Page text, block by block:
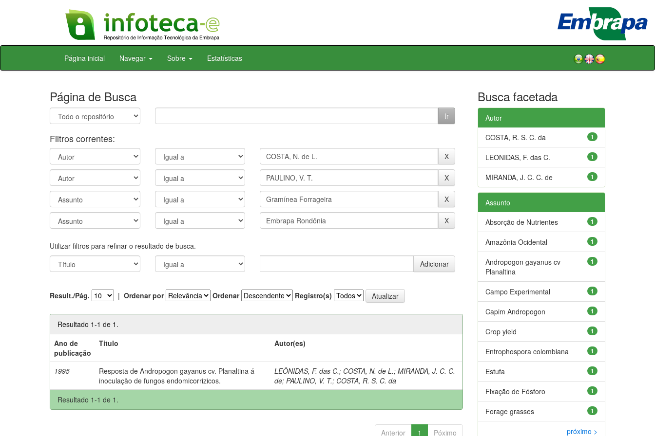
Skip
Página inicial Navegar Sobre Estatísticas
Página de Busca
Filtros correntes:
Utilizar filtros para refinar o resultado de busca.
Result./Pág. | Ordenar por Ordenar Registro(s)
Resultado 1-1 de 1.
Ano de
publicação
Título Autor(es)
1995
Resposta de Andropogon gayanus cv. Planaltina á
inoculação de fungos endomicorrizicos.
LEÔNIDAS, F. das C.; COSTA, N. de L.;MIRANDA, J. C. C.
de;PAULINO, V. T.; COSTA, R. S. C. da
Resultado 1-1 de 1.
Anterior 1 Póximo
Busca facetada
Autor
1
COSTA, R. S. C. da
1
LEÔNIDAS, F. das C.
1
MIRANDA, J. C. C. de
Assunto
1
Absorção de Nutrientes
1
Amazônia Ocidental
1
Andropogon gayanus cv
Planaltina
1
Campo Experimental
1
Capim Andropogon
1
Crop yield
1
Entrophospora colombiana
1
Estufa
1
Fixação de Fósforo
1
Forage grasses
próximo >